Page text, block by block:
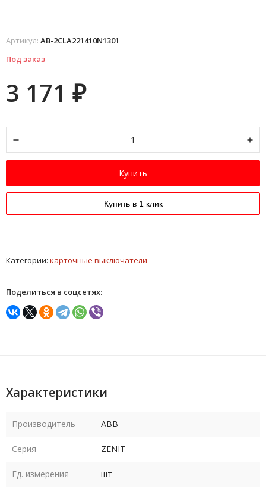
Артикул: AB-2CLA221410N1301
Под заказ
3 171 ₽
Купить
Купить в 1 клик
Категории: карточные выключатели
Поделиться в соцсетях:
Характеристики
Производитель ABB
Серия ZENIT
Ед. измерения шт